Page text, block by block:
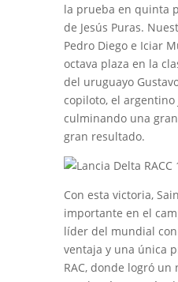
la prueba en quinta
de Jesús Puras.
Pedro Diego e Iciar
octava plaza en la
del uruguayo
copiloto, el argentino
culminando una
gran resultado.
Con esta victoria,
importante en el
líder del mundial
ventaja y una única
RAC, donde logró